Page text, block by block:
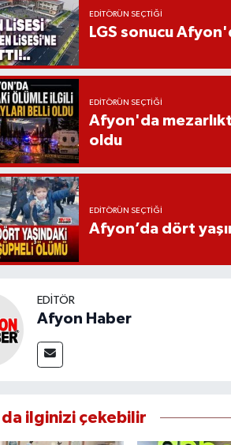
EDITÖRÜN SEÇTIĞI
LGS sonucu
EDITÖRÜN SEÇTIĞI
Afyon'da
oldu
EDITÖRÜN SEÇTIĞI
Afyon’da dört
EDITÖR
Afyon Haber
da ilginizi çekebilir